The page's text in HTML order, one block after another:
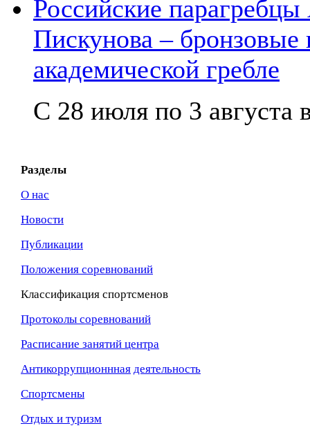
Российские
Пискунова –
академической гребле
С 28 июля по 3 августа
Разделы
О нас
Новости
Публикации
Положения соревнований
Классификация спортсменов
Протоколы соревнований
Расписание занятий центра
Антикоррупционнная деятельность
Спортсмены
Отдых и туризм